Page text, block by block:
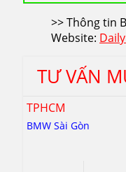
>> Thông tin
Website:
TƯ VẤN
TPHCM
BMW Sài Gòn